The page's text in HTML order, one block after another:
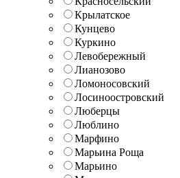
Крылатское
Кунцево
Куркино
Левобережный
Лианозово
Ломоносовский
Лосиноостровский
Люберцы
Люблино
Марфино
Марьина Роща
Марьино